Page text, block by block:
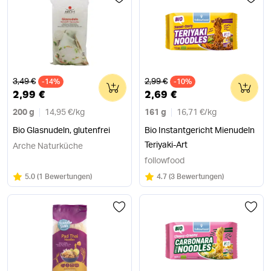
Alter Preis
3,49 € -14%
2,99 €
200 g 14,95 €/ kg
Bio Glasnudeln, glutenfrei
0
Arche Naturküche
Bewertung:
5.0/5
(1 Bewertungen)
Alter Preis
2,99 € -10%
2,69 €
161 g 16,71 €/ kg
Bio Instantgericht Mienudeln
Teriyaki-Art
0
followfood
Bewertung:
4.7/5
(3 Bewertungen)